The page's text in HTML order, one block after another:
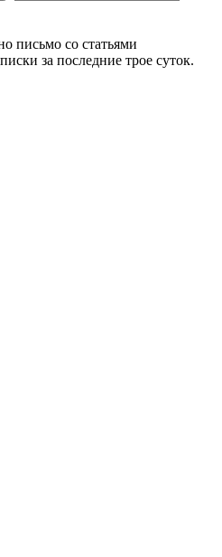
письмо со статьями
за последние трое суток.